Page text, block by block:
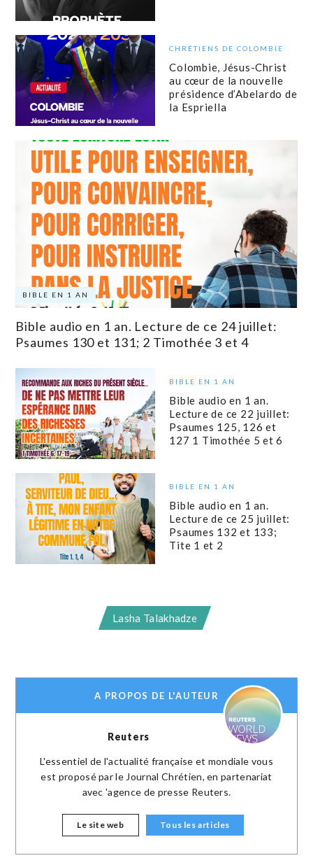
CHRÉTIENS DE COLOMBIE
Colombie, Jésus-Christ
au cœur de la nouvelle
présidence d’Abelardo de
la Espriella
BIBLE EN 1 AN
Bible audio en 1 an. Lecture de ce 24 juillet:
Psaumes 130 et 131; 2 Timothée 3 et 4
BIBLE EN 1 AN
Bible audio en 1 an.
Lecture de ce 22 juillet:
Psaumes 125, 126 et
127 1 Timothée 5 et 6
BIBLE EN 1 AN
Bible audio en 1 an.
Lecture de ce 25 juillet:
Psaumes 132 et 133;
Tite 1 et 2
Lasha Talakhadze
A PROPOS DE L'AUTEUR
Reuters
L'essentiel de l'actualité française et mondiale vous
est proposé par le Journal Chrétien, en partenariat
avec 'agence de presse Reuters.
Le site web Tous les articles